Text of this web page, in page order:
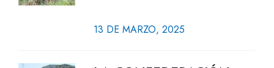
13 DE MARZO, 2025